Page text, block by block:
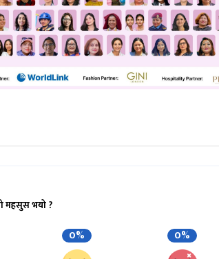
महसुस भयो ?
0% 0%